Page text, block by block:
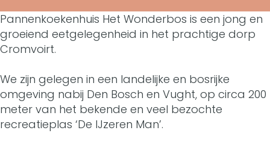
n
e
k
o
e
n
n
n
k
a
n
e
n
e
n
o
e
P
a
n
e
a
c
b
o
o
Pannenkoekenhuis Het Wonderbos is een jong en
groeiend eetgelegenheid in het prachtige dorp
Cromvoirt.
We zijn gelegen in een landelijke en bosrijke
omgeving nabij Den Bosch en Vught, op circa 200
meter van het bekende en veel bezochte
recreatieplas ‘De IJzeren Man’.